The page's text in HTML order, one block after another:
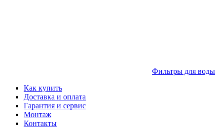
Фильтры для воды
Как купить
Доставка и оплата
Гарантия и сервис
Монтаж
Контакты